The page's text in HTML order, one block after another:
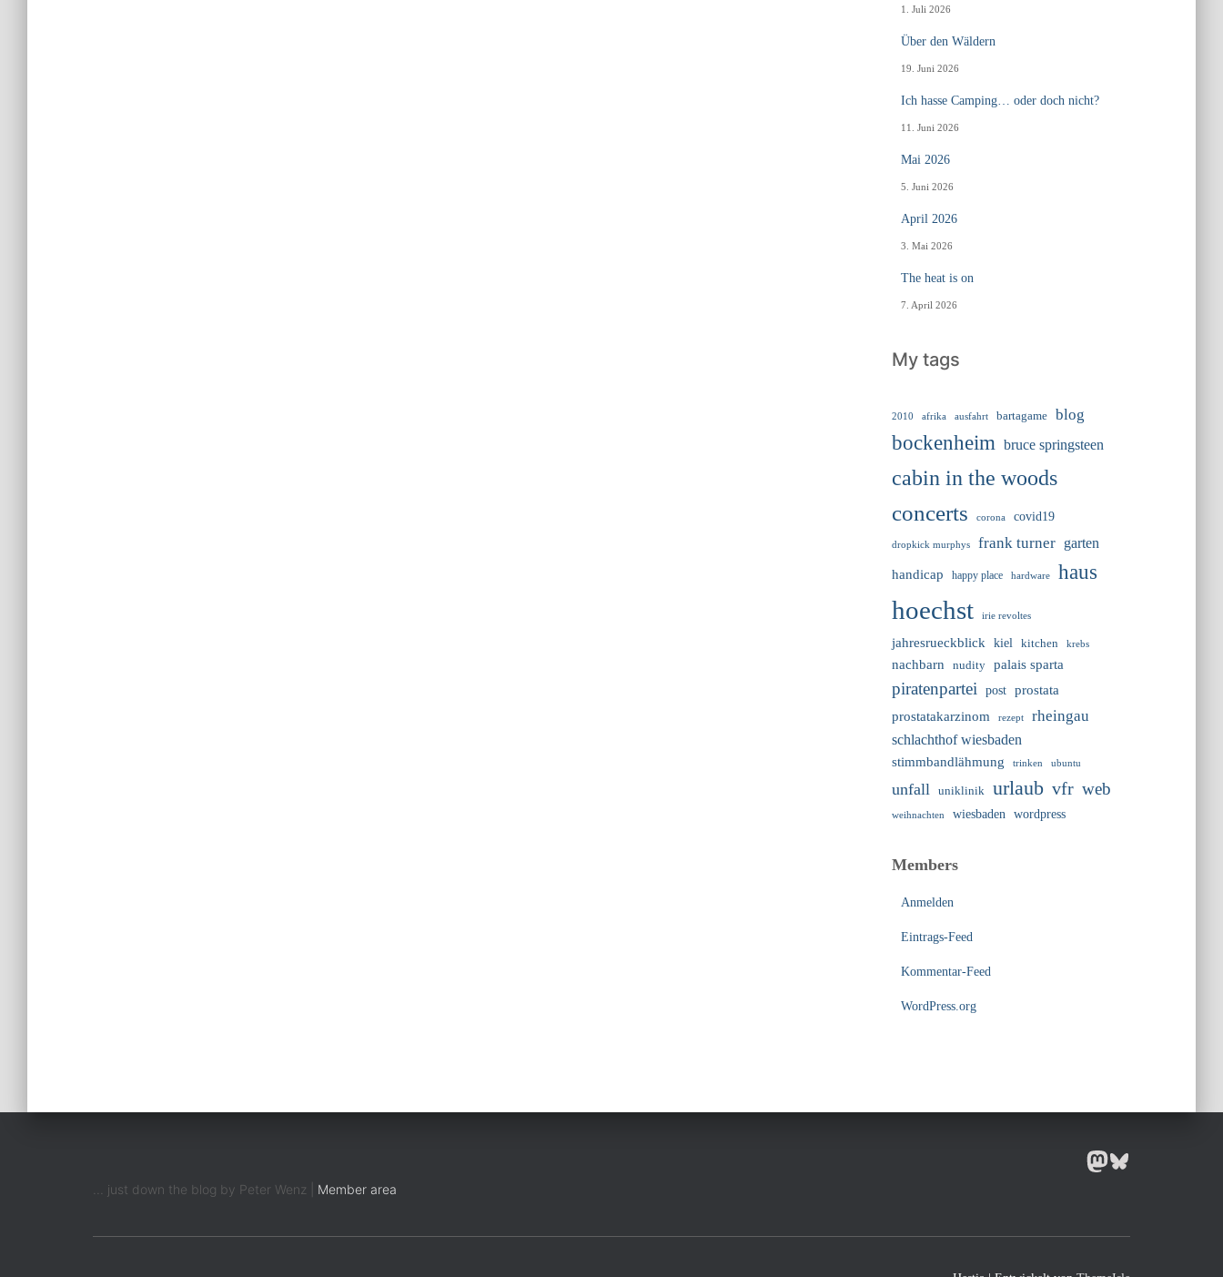
1. Juli 2026
Über den Wäldern
19. Juni 2026
Ich hasse Camping… oder doch nicht?
11. Juni 2026
Mai 2026
5. Juni 2026
April 2026
3. Mai 2026
The heat is on
7. April 2026
My tags
2010 afrika ausfahrt bartagame blog
bockenheim bruce springsteen
cabin in the woods
concerts
corona covid19
dropkick murphys frank turner
garten
handicap
happy place hardware haus
hoechst irie revoltes
jahresrueckblick kiel kitchen krebs
nachbarn nudity palais sparta
piratenpartei post
prostata
prostatakarzinom
rezept rheingau
schlachthof wiesbaden
stimmbandlähmung trinken ubuntu
unfall uniklinik urlaub vfr web
weihnachten wiesbaden wordpress
Members
Anmelden
Eintrags-Feed
Kommentar-Feed
WordPress.org
... just down the blog by Peter Wenz | Member area
MASTODON